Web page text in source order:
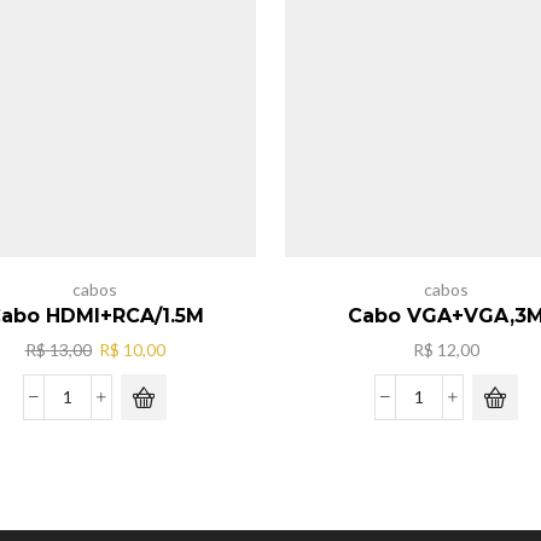
cabos
HDMI+RCA/1.5M
R$13,00 O
preço
original
era:
R$ 10,00O
Cabo
cabos
Cabo
R$ 12,00
Cabo